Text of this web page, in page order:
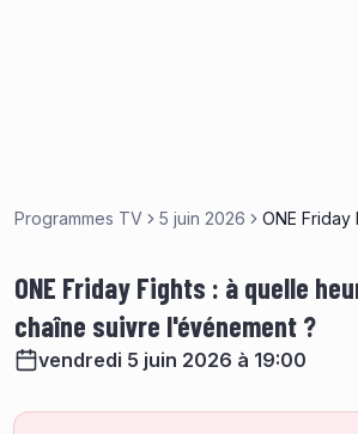
Programmes TV 5 juin 2026 ONE Friday
ONE Friday Fights : à quelle
chaîne suivre l'événement ?
vendredi 5 juin 2026 à 19:00